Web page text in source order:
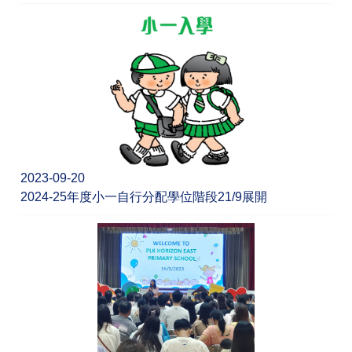
2023-09-20
2024-25年度小一自行分配學位階段21/9展開